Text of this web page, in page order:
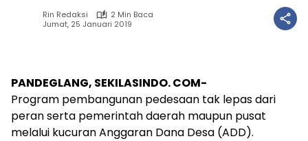
Rin Redaksi
2 Min Baca
Jumat, 25 Januari 2019
PANDEGLANG, SEKILASINDO. COM-
Program pembangunan pedesaan tak lepas dari
peran serta pemerintah daerah maupun pusat
melalui kucuran Anggaran Dana Desa (ADD).